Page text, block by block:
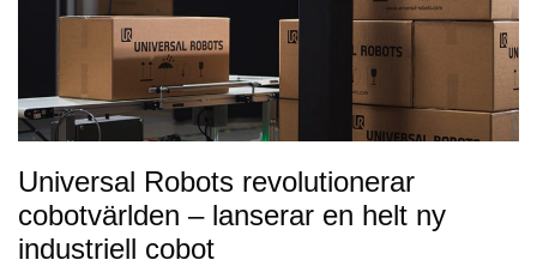
Universal Robots revolutionerar
cobotvärlden – lanserar en helt ny
industriell cobot